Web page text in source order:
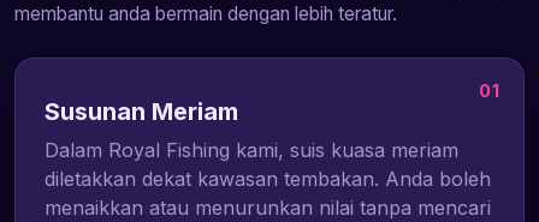
membantu anda bermain dengan lebih teratur.
01
Susunan Meriam
Dalam Royal Fishing kami, suis kuasa meriam
diletakkan dekat kawasan tembakan. Anda boleh
menaikkan atau menurunkan nilai tanpa mencari